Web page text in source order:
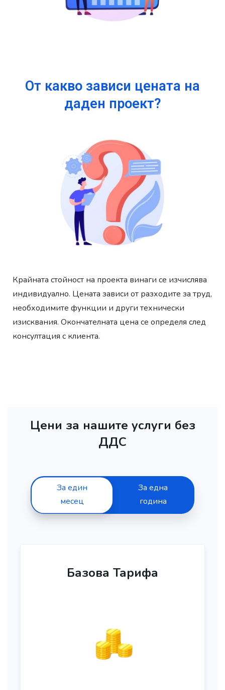
От какво зависи цената на
даден проект?
Крайната стойност на проекта винаги се изчислява
индивидуално. Цената зависи от разходите за труд,
необходимите функции и други технически
изисквания. Окончателната цена се определя след
консултация с клиента.
Цени за нашите услуги без
ДДС
За един
месец
За една
година
Базова Тарифа